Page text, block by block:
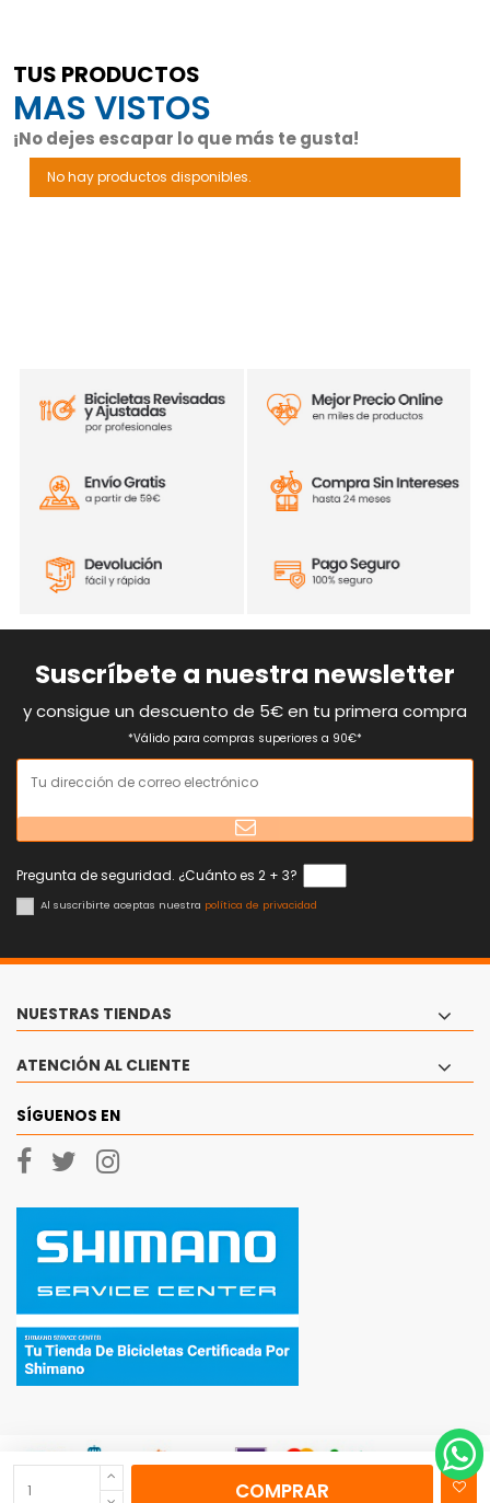
COMPRAR
TUS PRODUCTOS
MAS VISTOS
¡No dejes escapar lo que más te gusta!
No hay productos disponibles.
Suscríbete a nuestra newsletter
y consigue un descuento de 5€ en tu primera compra
*Válido para compras superiores a 90€*
Pregunta de seguridad. ¿Cuánto es 2 + 3?
Al suscribirte aceptas nuestra política de privacidad
NUESTRAS TIENDAS
ATENCIÓN AL CLIENTE
SÍGUENOS EN
© 2026 - Ciclos Currá, SL Todos los derechos reservados. Politica